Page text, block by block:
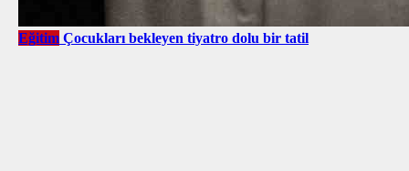
Eğitim Çocukları bekleyen tiyatro dolu bir tatil